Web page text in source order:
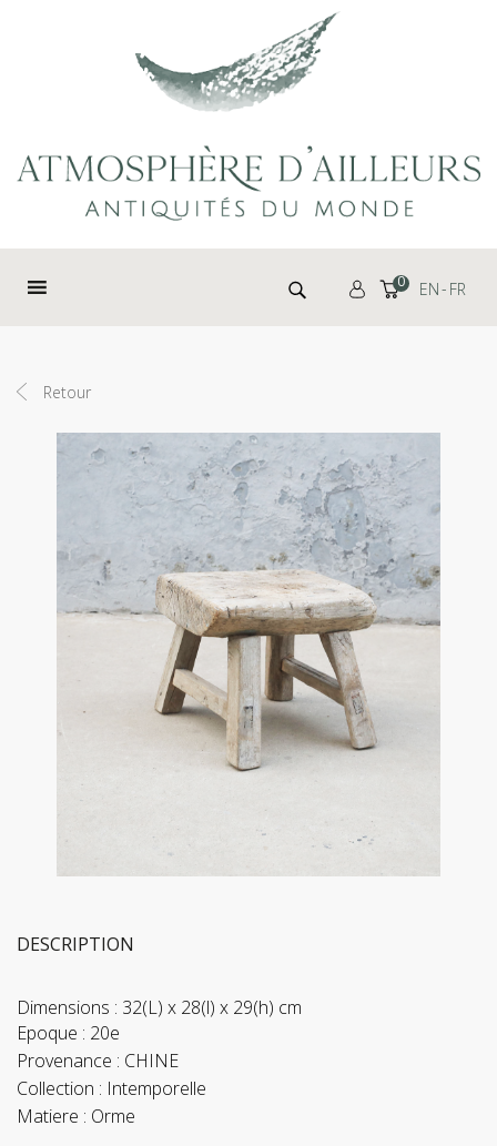
Rechercher : 0 EN FR
Retour
DESCRIPTION
Dimensions : 32(L) x 28(l) x 29(h) cm
Epoque : 20e
Provenance : CHINE
Collection : Intemporelle
Matiere : Orme